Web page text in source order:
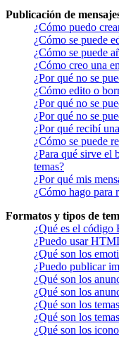
Publicación de
¿Cómo puedo
¿Cómo se puede
¿Cómo se puede
¿Cómo creo una
¿Por qué no se
¿Cómo edito o
¿Por qué no se
¿Por qué no se
¿Por qué recibí
¿Cómo se puede
¿Para qué sirve el
temas?
¿Por qué mis
¿Cómo hago para
Formatos y tipos de
¿Qué es el código
¿Puedo usar
¿Qué son los
¿Puedo publicar
¿Qué son los
¿Qué son los
¿Qué son los
¿Qué son los
¿Qué son los